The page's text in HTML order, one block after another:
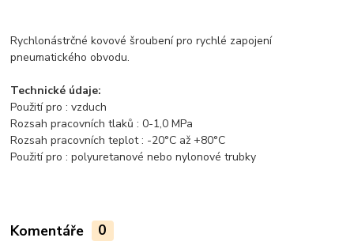
Rychlonástrčné kovové šroubení pro rychlé zapojení
pneumatického obvodu.
Technické údaje:
Použití pro : vzduch
Rozsah pracovních tlaků : 0-1,0 MPa
Rozsah pracovních teplot : -20°C až +80°C
Použití pro : polyuretanové nebo nylonové trubky
Komentáře 0